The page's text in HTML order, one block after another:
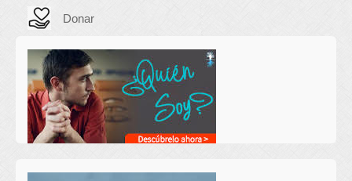
Donar